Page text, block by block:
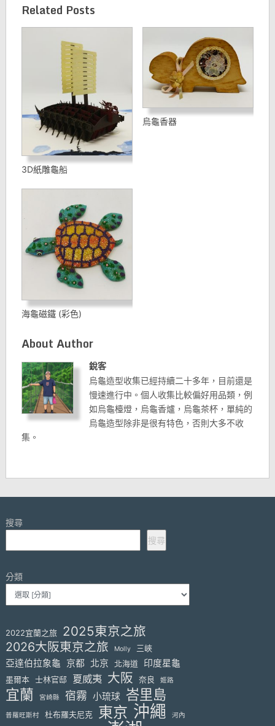
Related Posts
3D紙雕龜船
烏龜香器
海龜磁鐵 (彩色)
About Author
銳客
烏龜造型收集已經持續二十多年，目前還是
慢速進行中。個人收集比較偏好用品類，例
如烏龜檯燈，烏龜香爐，烏龜茶杯，單純的
烏龜造型除非是很有特色，否則大多不收
集。
搜尋
搜尋
分類
2022宜蘭之旅 2025東京之旅
2026大阪東京之旅 Molly 三峽
亞達伯拉象龜 京都 北京 北海道 印度星龜
墨爾本 士林官邸 夏威夷 大阪 奈良 姬路
宜蘭 宮崎縣 宿霧 小琉球 峇里島
普羅旺斯村 杜布羅夫尼克 東京 沖繩 河內